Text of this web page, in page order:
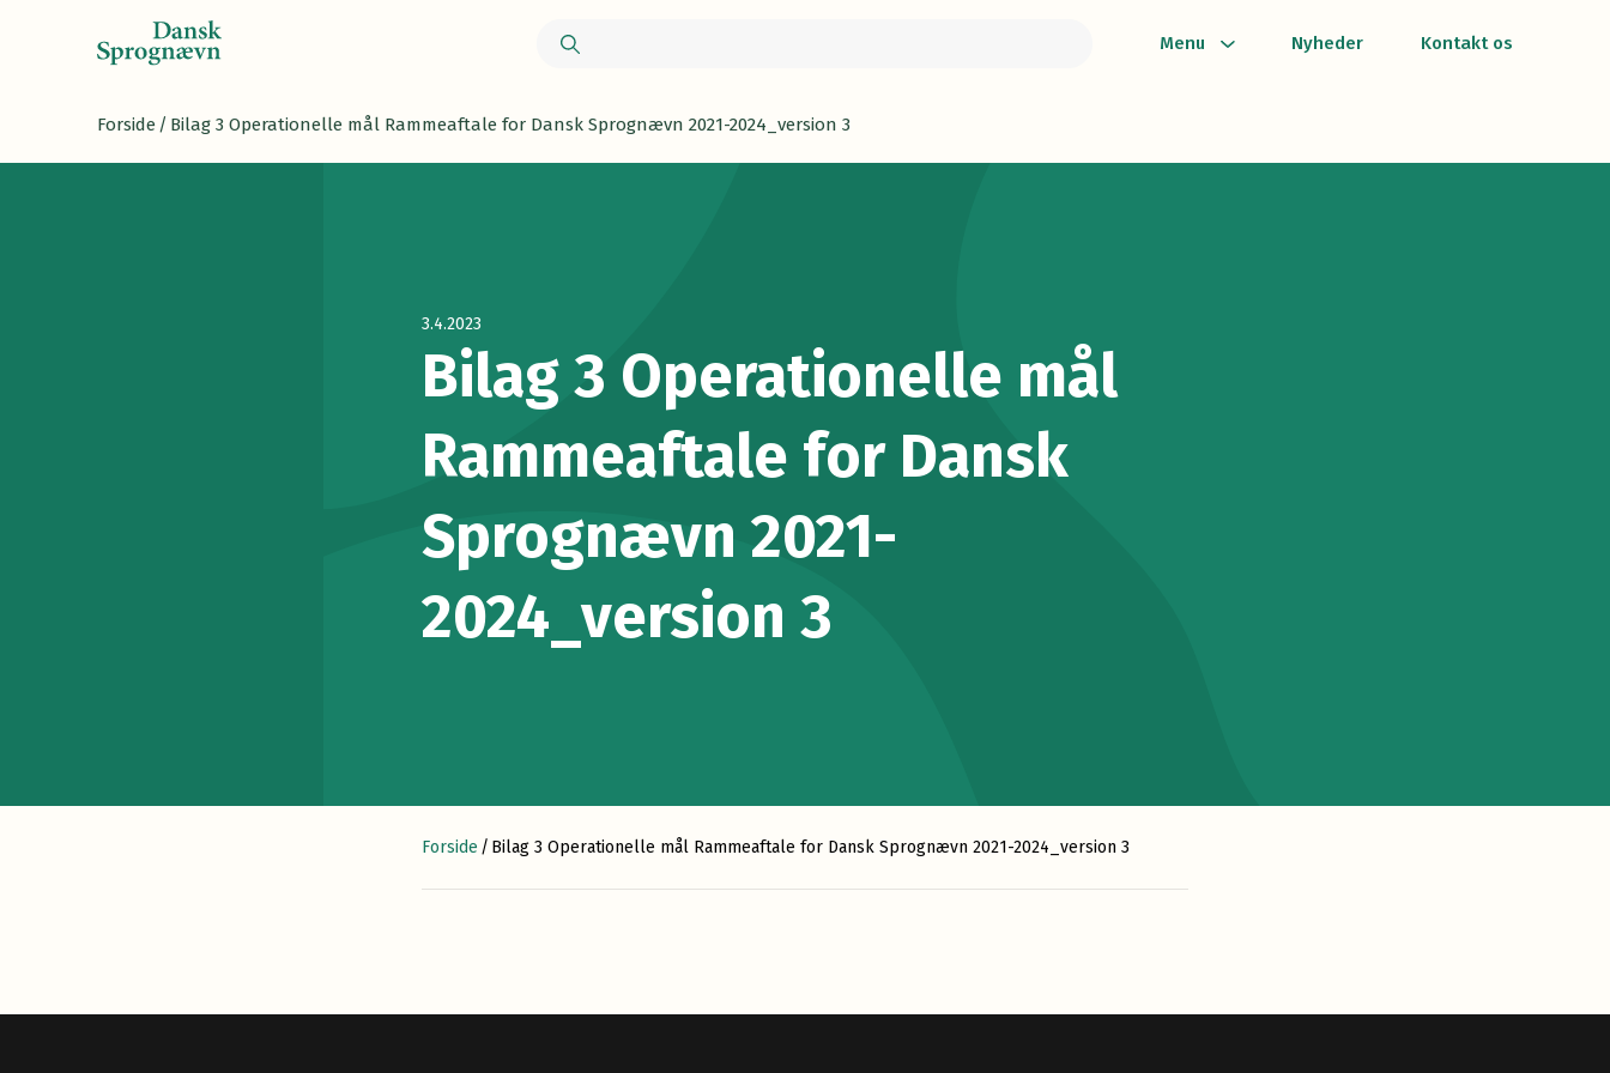
Menu Nyheder Kontakt os
Forside / Bilag 3 Operationelle mål Rammeaftale for Dansk Sprognævn 2021-2024_version 3
3.4.2023
Bilag 3 Operationelle mål
Rammeaftale for Dansk
Sprognævn 2021-
2024_version 3
Forside / Bilag 3 Operationelle mål Rammeaftale for Dansk Sprognævn 2021-2024_version 3